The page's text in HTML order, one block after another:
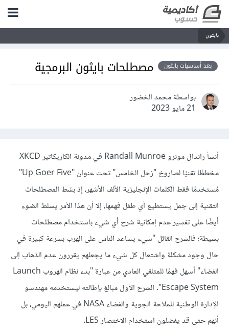
بايثون
بعد أساسيات بايثون مصطلحات بايثون البرمجية
بواسطة محمد الخضور
21 مايو 2023
أنشأ راندال مونرو Randall Munroe في مدونة الكاريكاتير XKCD
مخططًا تقنيًا لصاروخ "زحل الخامس" تحت عنوان "Up Goer Five"
مُستخدمًا فقط الكلمات الإنجليزية الألف الأشهر، إذ بسّط المصطلحات
التقنية إلى جمل يستطيع أي طفل فهمها، إلا أن هذا الأمر يسلط الضوء
أيضًا على تفسير عدم إمكانية شرح أي شيء باستخدام مصطلحات
بسيطة؛ فالشرح القائل "شيء يساعد الناس على الهرب بسرعة كبيرة في
حال وجود مشكلة واشتعال كل شيء ما يجعلهم يقررون عدم الذهاب إلى
الفضاء" أسهل فهمًا للمتلقي العادي من عبارة "بدء نظام الهروب Launch
Escape System". الشرح الأول مبالغ بإطالته ليستخدمه مهندسو
الإدارة الوطنية للملاحة الجوية والفضاء NASA في عملهم اليومي، بل
أنهم حتى قد يفضلون استخدام الاختصار LES.